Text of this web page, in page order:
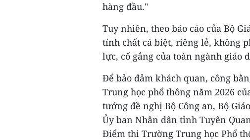
hàng đầu."
Tuy nhiên, theo báo cáo của Bộ
tính chất cá biệt, riêng lẻ, không
lực, cố gắng của toàn ngành giáo
Để bảo đảm khách quan, công
Trung học phổ thông năm 2026
tướng đề nghị Bộ Công an, Bộ
Ủy ban Nhân dân tỉnh Tuyên
Điểm thi Trường Trung học Phổ